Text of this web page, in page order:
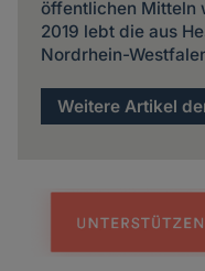
öffentlichen Mitteln
2019 lebt die aus
Nordrhein-
Weitere Artikel